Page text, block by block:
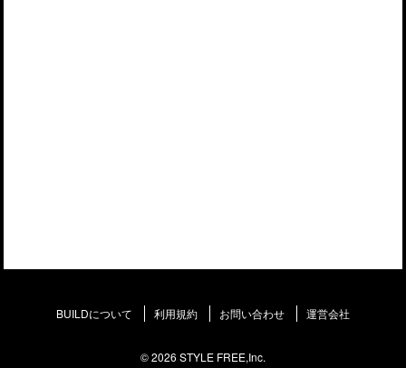
BUILDについて 利用規約 お問い合わせ 運営会社
© 2026 STYLE FREE,Inc.